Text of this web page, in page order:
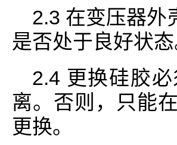
2.3 在变压器外
是否处于良好状态
2.4 更换硅胶
离。否则，只能
更换。